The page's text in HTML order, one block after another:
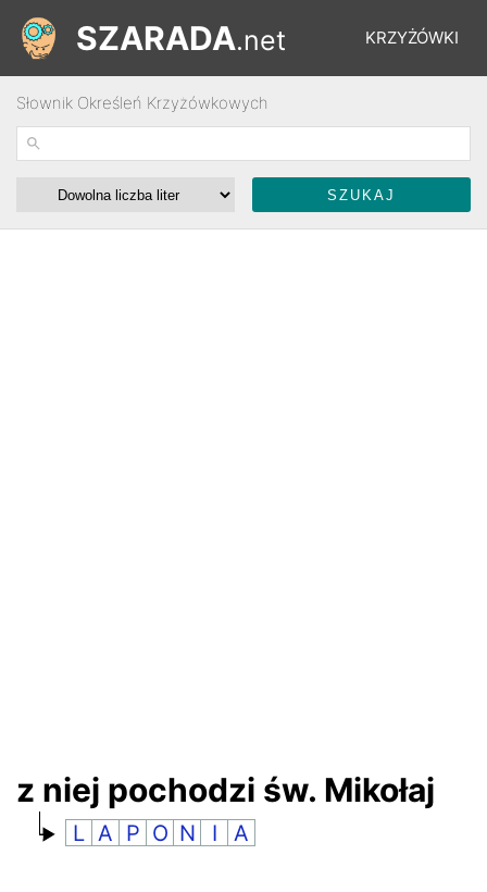
KRZYŻÓWKI
ŁAMIGŁÓWKI
SZARADA.net
Słownik Określeń Krzyżówkowych
z niej pochodzi św. Mikołaj
L A P O N I A